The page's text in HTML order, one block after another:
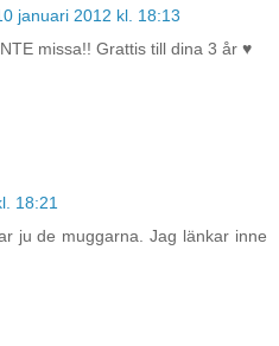
januari 2012 kl. 18:13
missa!! Grattis till dina 3 år ♥
18:21
ju de muggarna. Jag länkar inne